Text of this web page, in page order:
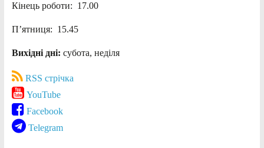
Кінець роботи: 17.00
П’ятниця: 15.45
Вихідні дні: субота, неділя
RSS стрічка
YouTube
Facebook
Telegram